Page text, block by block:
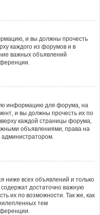
и вы должны прочесть
каждого из форумов и в
важных объявлений
информацию для форума, на
и вы должны прочесть их по
каждой страницы форума,
объявлениями, права на
ниже всех объявлений и только
достаточно важную
их по возможности. Так же, как
тем